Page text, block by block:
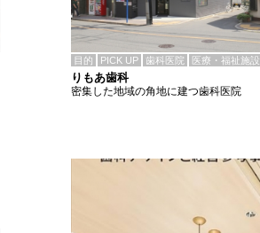
目的 PICK UP 歯科医院 医療・福祉施設
りもあ歯科
密集した地域の角地に建つ歯科医院